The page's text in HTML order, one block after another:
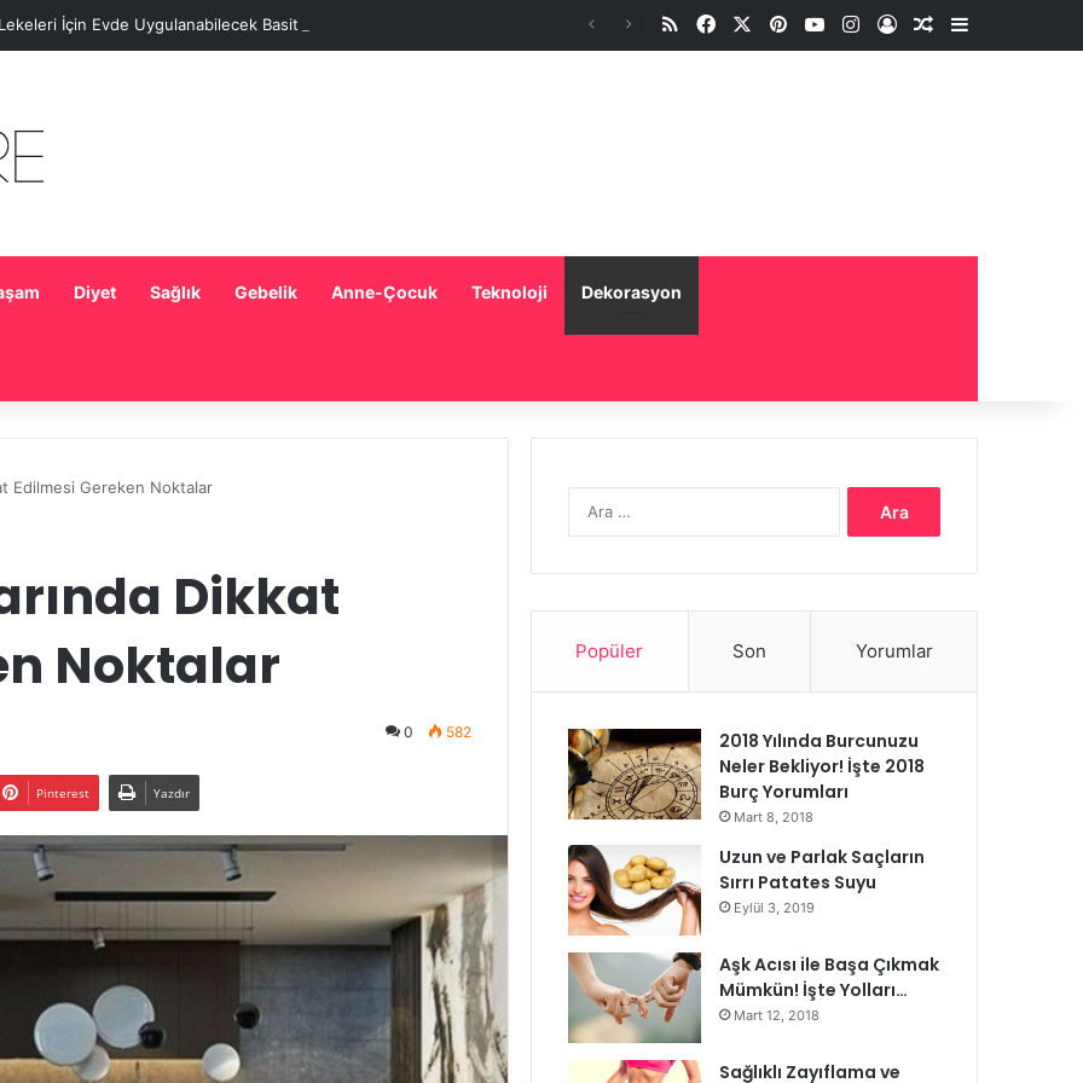
İçin Evde Uygulanabilecek Basit Maskeler RSSFacebookPinterestYouTubeInstagramOturum aç
Rastgele Makale
Kenar
Diyet Sağlık Gebelik Anne-Çocuk Teknoloji Dekorasyon
Edilmesi Gereken Noktalar
Dikkat
Noktalar
0 582
Pinterest Yazdır
Popüler Son Yorumlar
2018 Yılında Burcunuzu
Neler Bekliyor! İşte 2018
Burç Yorumları
Mart 8, 2018
Uzun ve Parlak Saçların
Sırrı Patates Suyu
Eylül 3, 2019
Aşk Acısı ile Başa Çıkmak
Mümkün! İşte Yolları…
Mart 12, 2018
Sağlıklı Zayıflama ve